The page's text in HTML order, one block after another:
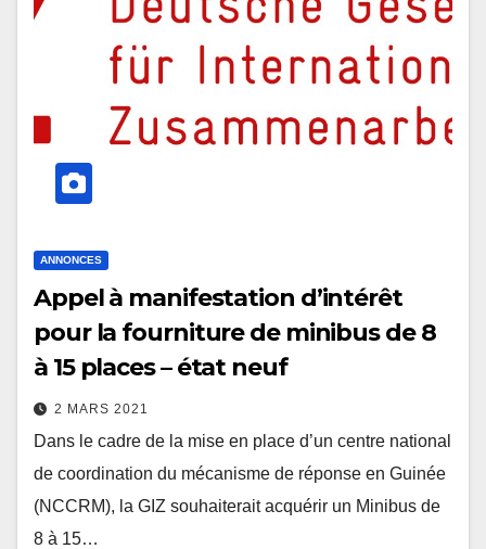
ANNONCES
Appel à manifestation d’intérêt
pour la fourniture de minibus de 8
à 15 places – état neuf
2 MARS 2021
Dans le cadre de la mise en place d’un centre national
de coordination du mécanisme de réponse en Guinée
(NCCRM), la GIZ souhaiterait acquérir un Minibus de
8 à 15…